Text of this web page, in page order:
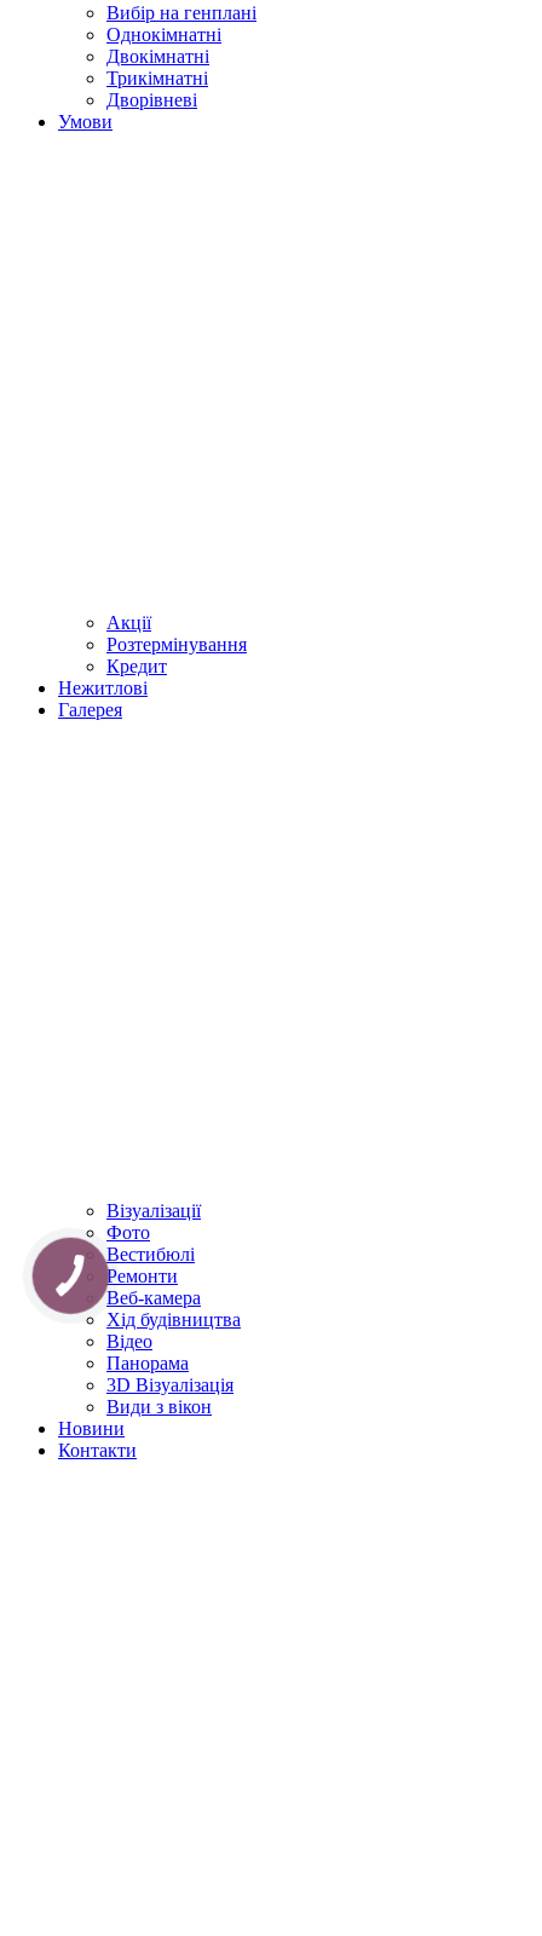
Вибір на генплані
Однокімнатні
Двокімнатні
Трикімнатні
Дворівневі
Умови
Акції
Розтермінування
Кредит
Нежитлові
Галерея
Візуалізації
Фото
Вестибюлі
Ремонти
Веб-камера
Хід будівництва
Відео
Панорама
3D Візуалізація
Види з вікон
Новини
Контакти